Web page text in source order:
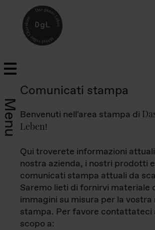
Menu
Comunicati stampa
Benvenuti nell'area stampa di
Leben!
Qui troverete informazioni
nostra azienda, i nostri prodotti
comunicati stampa attuali da
Saremo lieti di fornirvi materiale
immagini su misura per la
stampa. Per favore contattateci
scopo a: